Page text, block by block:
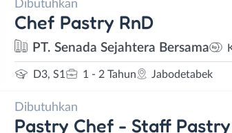
Dibutuhkan
Chef Pastry RnD
PT. Senada Sejahtera Bersama
D3, S1 1 - 2 Tahun Jabodetabek
Dibutuhkan
Pastry Chef - Staff Pastry